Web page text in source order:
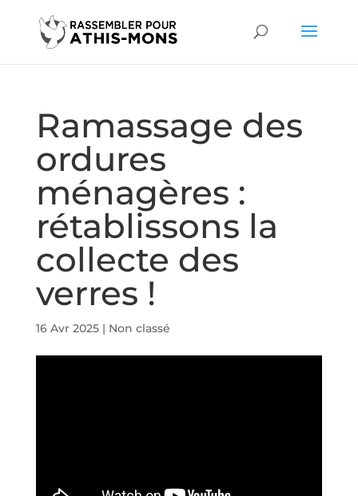
Ramassage des
ordures
ménagères :
rétablissons la
collecte des
verres !
16 Avr 2025| Non classé